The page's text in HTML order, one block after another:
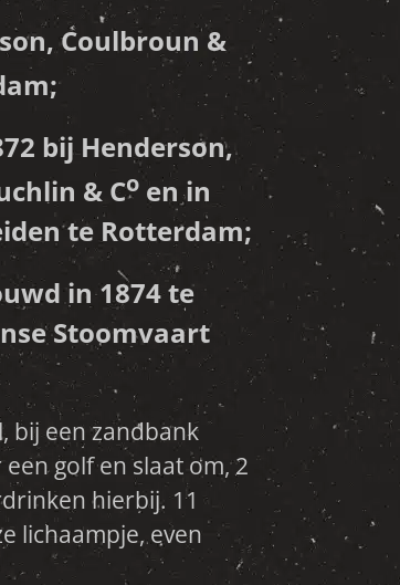
Coulbroun &
bij Henderson,
& Co en in
te Rotterdam;
in 1874 te
Stoomvaart